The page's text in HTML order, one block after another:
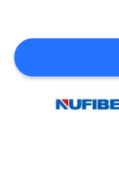
行